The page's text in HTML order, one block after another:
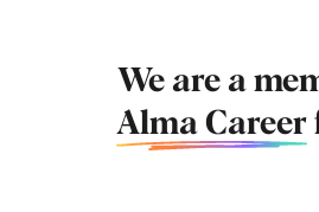
We are a
Alma Career